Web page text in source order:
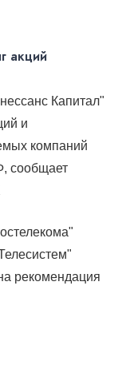
акций
Капитал"
и
компаний
сообщает
рекомендация